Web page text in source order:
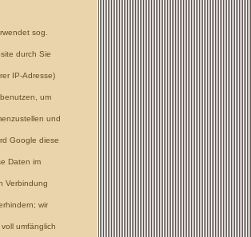
sog.
durch Sie
IP-Adresse)
um
und
Google diese
Daten im
Verbindung
wir
umfänglich